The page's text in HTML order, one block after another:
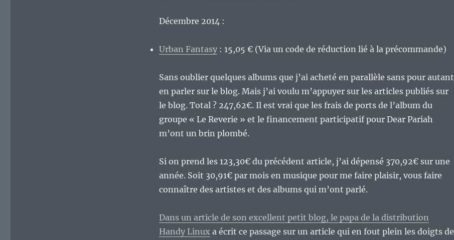
Décembre 2014 :
Urban Fantasy: 15,05 € (Via un code de réduction lié à la précommande)
Sans oublier quelques albums que j’ai acheté en parallèle sans pour autant
en parler sur le blog. Mais j’ai voulu m’appuyer sur les articles publiés sur
le blog. Total ? 247,62€. Il est vrai que les frais de ports de l’album du
groupe « Le Reverie » et le financement participatif pour Dear Pariah
m’ont un brin plombé.
Si on prend les 123,30€ du précédent article, j’ai dépensé 370,92€ sur une
année. Soit 30,91€ par mois en musique pour me faire plaisir, vous faire
connaître des artistes et des albums qui m’ont parlé.
Dans un article de son excellent petit blog, le papa de la distribution
Handy Linuxa écrit ce passage sur un article qui en fout plein les doigts de